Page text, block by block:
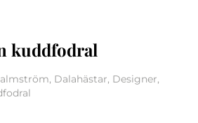
kuddfodral
Dalahästar, Designer,